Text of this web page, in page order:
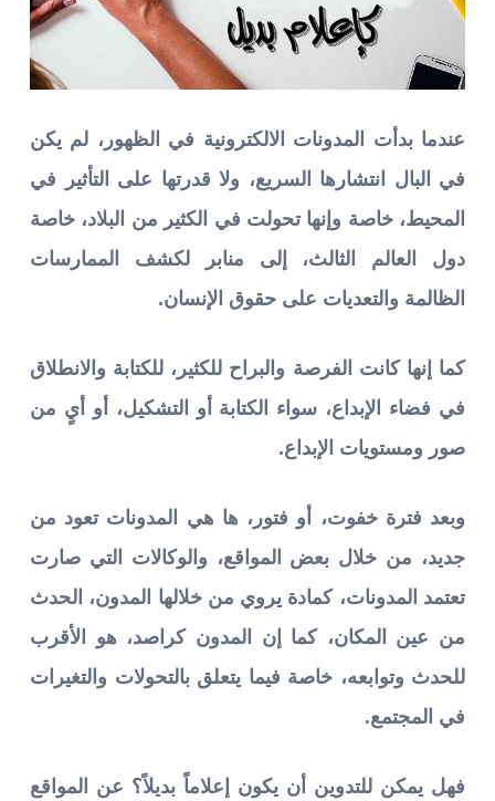
عندما بدأت المدونات الالكترونية في الظهور، لم يكن
في البال انتشارها السريع، ولا قدرتها على التأثير في
المحيط، خاصة وإنها تحولت في الكثير من البلاد، خاصة
دول العالم الثالث، إلى منابر لكشف الممارسات
الظالمة والتعديات على حقوق الإنسان.
كما إنها كانت الفرصة والبراح للكثير، للكتابة والانطلاق
في فضاء الإبداع، سواء الكتابة أو التشكيل، أو أيٍ من
صور ومستويات الإبداع.
وبعد فترة خفوت، أو فتور، ها هي المدونات تعود من
جديد، من خلال بعض المواقع، والوكالات التي صارت
تعتمد المدونات، كمادة يروي من خلالها المدون، الحدث
من عين المكان، كما إن المدون كراصد، هو الأقرب
للحدث وتوابعه، خاصة فيما يتعلق بالتحولات والتغيرات
في المجتمع.
فهل يمكن للتدوين أن يكون إعلاماً بديلاً؟ عن المواقع